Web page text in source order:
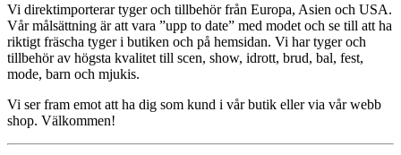
Vi direktimporterar tyger och tillbehör från Europa, Asien och USA.
Vår målsättning är att vara ”upp to date” med modet och se till att ha
riktigt fräscha tyger i butiken och på hemsidan. Vi har tyger och
tillbehör av högsta kvalitet till scen, show, idrott, brud, bal, fest,
mode, barn och mjukis.
Vi ser fram emot att ha dig som kund i vår butik eller via vår webb
shop. Välkommen!